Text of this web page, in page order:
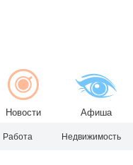
Новости Афиша
Работа Недвижимость